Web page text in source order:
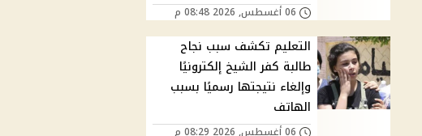
06 أغسطس, 2026 08:48 م
التعليم تكشف سبب نجاح
طالبة كفر الشيخ إلكترونيًا
وإلغاء نتيجتها رسميًا بسبب
الهاتف
06 أغسطس, 2026 08:29 م